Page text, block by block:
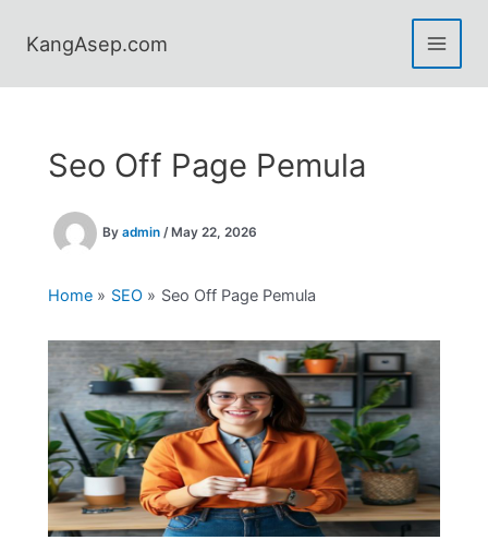
KangAsep.com
Seo Off Page Pemula
By admin / May 22, 2026
Home SEO Seo Off Page Pemula